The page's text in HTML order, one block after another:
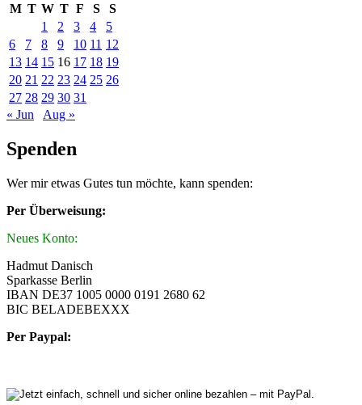
M T W T F S
S
1
2 3 4
5
6
7 8 9 10 11 12
13 14 15 16 17 18 19
20 21 22 23 24 25 26
27 28 29 30 31
« Jun
Aug »
Spenden
Wer mir etwas Gutes tun möchte, kann spenden:
Per Überweisung:
Neues Konto:
Hadmut Danisch
Sparkasse Berlin
IBAN DE37 1005 0000 0191 2680 62
BIC BELADEBEXXX
Per Paypal: